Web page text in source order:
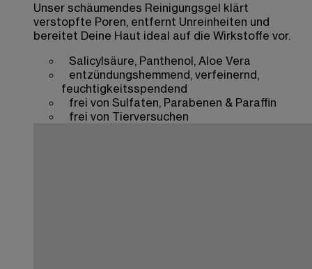
Unser schäumendes Reinigungsgel klärt
verstopfte Poren, entfernt Unreinheiten und
bereitet Deine Haut ideal auf die Wirkstoffe vor.
Salicylsäure, Panthenol, Aloe Vera
entzündungshemmend, verfeinernd,
feuchtigkeitsspendend
frei von Sulfaten, Parabenen & Paraffin
frei von Tierversuchen